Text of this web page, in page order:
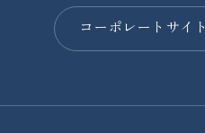
コーポレートサイト